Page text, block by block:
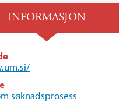
INFORMASJON
søknadsprosess